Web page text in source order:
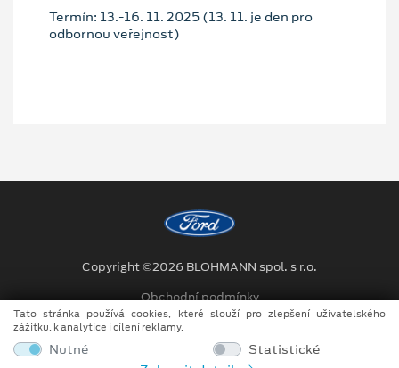
Termín: 13.-16. 11. 2025 (13. 11. je den pro
odbornou veřejnost)
Copyright ©2026 BLOHMANN spol. s r.o.
Obchodní podmínky
Ochrana osobních údajů
Prohlášení o zpracování údajů konečných zákazníků
Tato stránka používá cookies, které slouží pro zlepšení uživatelského
zážitku, k analytice i cílení reklamy.
Nutné
Statistické